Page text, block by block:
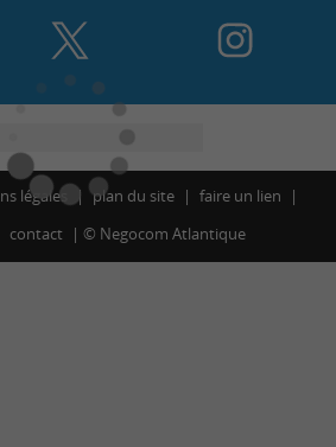
légales plan du site
faire un lien
contact © Negocom Atlantique